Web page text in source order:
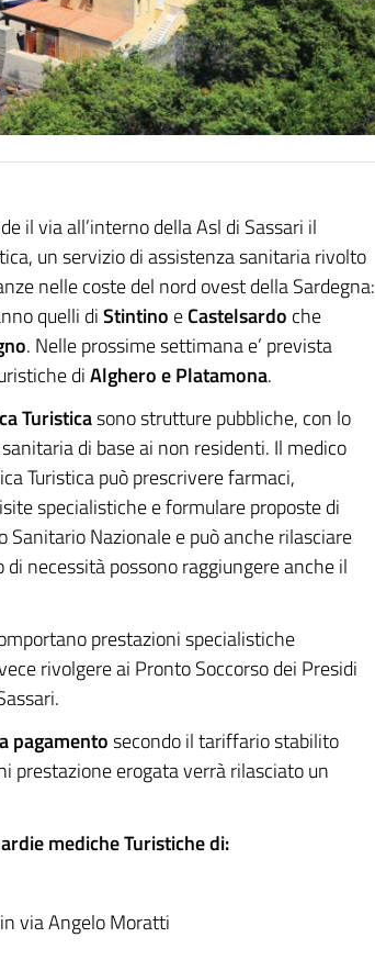
il via all’interno della Asl di Sassari il
un servizio di assistenza sanitaria rivolto
nelle coste del nord ovest della Sardegna:
quelli diStintino eCastelsardo che
. Nelle prossime settimana e’ prevista
diAlghero e Platamona.
Turisticasono strutture pubbliche, con lo
di base ai non residenti. Il medico
Turistica può prescrivere farmaci,
specialistiche e formulare proposte di
Sanitario Nazionale e può anche rilasciare
necessità possono raggiungere anche il
prestazioni specialistiche
rivolgere ai Pronto Soccorso dei Presidi
pagamentosecondo il tariffario stabilito
prestazione erogata verrà rilasciato un
mediche Turistiche di:
via Angelo Moratti